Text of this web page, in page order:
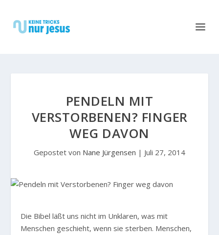
PENDELN MIT
VERSTORBENEN? FINGER
WEG DAVON
Gepostet von Nane Jürgensen | Juli 27, 2014
Die Bibel läßt uns nicht im Unklaren, was mit
Menschen geschieht, wenn sie sterben. Menschen,